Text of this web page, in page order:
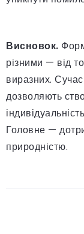
Висновок.
різними — від
виразних.
дозволяють
Головне —
природністю.